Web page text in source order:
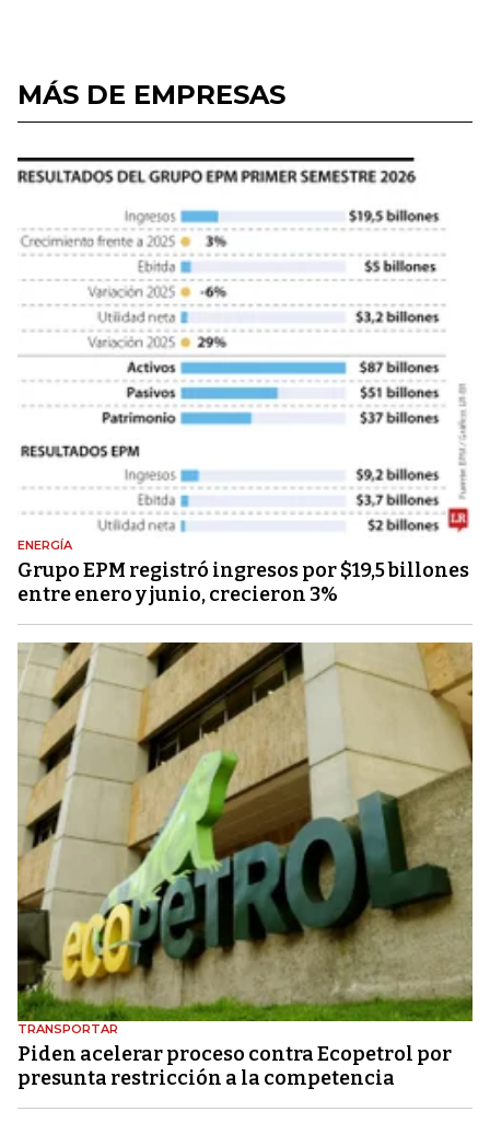
MÁS DE EMPRESAS
ENERGÍA
Grupo EPM registró ingresos por $19,5 billones
entre enero y junio, crecieron 3%
TRANSPORTAR
Piden acelerar proceso contra Ecopetrol por
presunta restricción a la competencia